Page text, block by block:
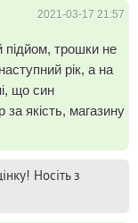
2021-03-17 21:57
підйом, трошки не
рік, а на
що син
якість, магазину
Носіть з